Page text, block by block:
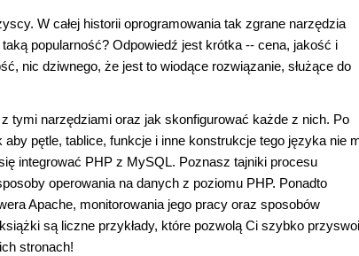
W całej historii oprogramowania tak zgrane narzędzia
popularność? Odpowiedź jest krótka -- cena, jakość i
nic dziwnego, że jest to wiodące rozwiązanie, służące do
tymi narzędziami oraz jak skonfigurować każde z nich. Po
pętle, tablice, funkcje i inne konstrukcje tego języka nie
integrować PHP z MySQL. Poznasz tajniki procesu
operowania na danych z poziomu PHP. Ponadto
Apache, monitorowania jego pracy oraz sposobów
są liczne przykłady, które pozwolą Ci szybko
stronach!